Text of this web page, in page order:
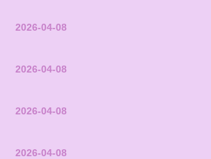
2026-04-08
2026-04-08
2026-04-08
2026-04-08